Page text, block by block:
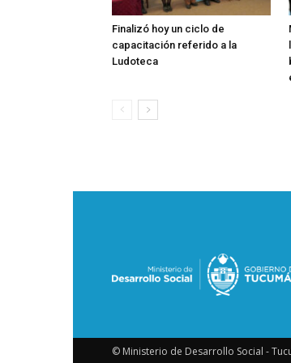
Finalizó hoy un ciclo de
capacitación referido a la
Ludoteca
© Ministerio de Desarrollo Social -